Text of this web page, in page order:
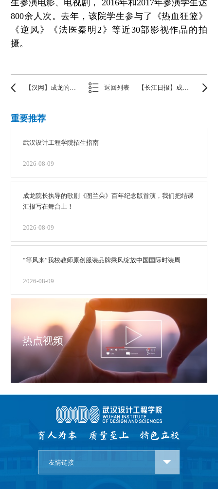
生参演电影、电视剧， 2016年和2017年参演学生达
800余人次。去年，该院学生参与了《热血狂篮》
《逆风》《法医秦明2》等近30部影视作品的拍
摄。
返回列表
重要推荐
武汉设计工程学院招生指南
2026-08-09
成龙院长执导的歌剧《图兰朵》百年纪念版首演，我们把结课
汇报写在舞台上！
2026-08-09
“等风来”我校教师原创服装品牌乘风绽放中国国际时装周
2026-08-09
热点视频
友情链接